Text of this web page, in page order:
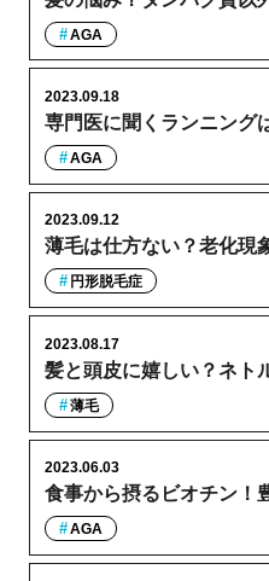
AGA
専門医に聞くランニング
2023.09.18
AGA
薄毛は仕方ない？老化現
2023.09.12
円形脱毛症
髪と頭皮に嬉しい？ネト
2023.08.17
薄毛
食事から摂るビオチン！
2023.06.03
AGA